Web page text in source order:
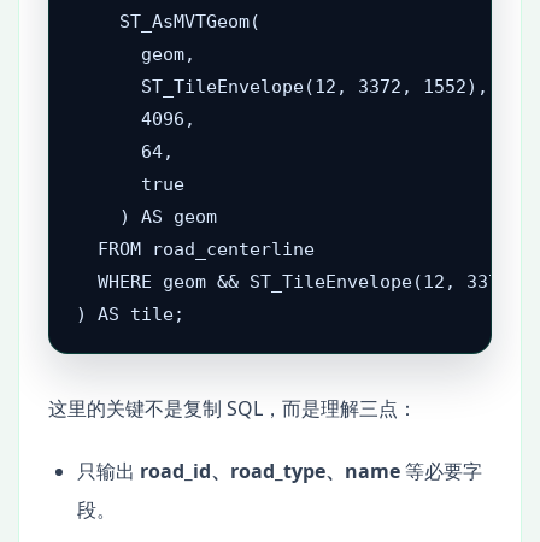
    ST_AsMVTGeom(
      geom,
      ST_TileEnvelope(12, 3372, 1552),
      4096,
      64,
      true
    ) AS geom
  FROM road_centerline
WHERE geom && ST_TileEnvelope(12, 3372,
) AS tile;
这里的关键不是复制 SQL，而是理解三点：
只输出 road_id、road_type、name等必要字
段。